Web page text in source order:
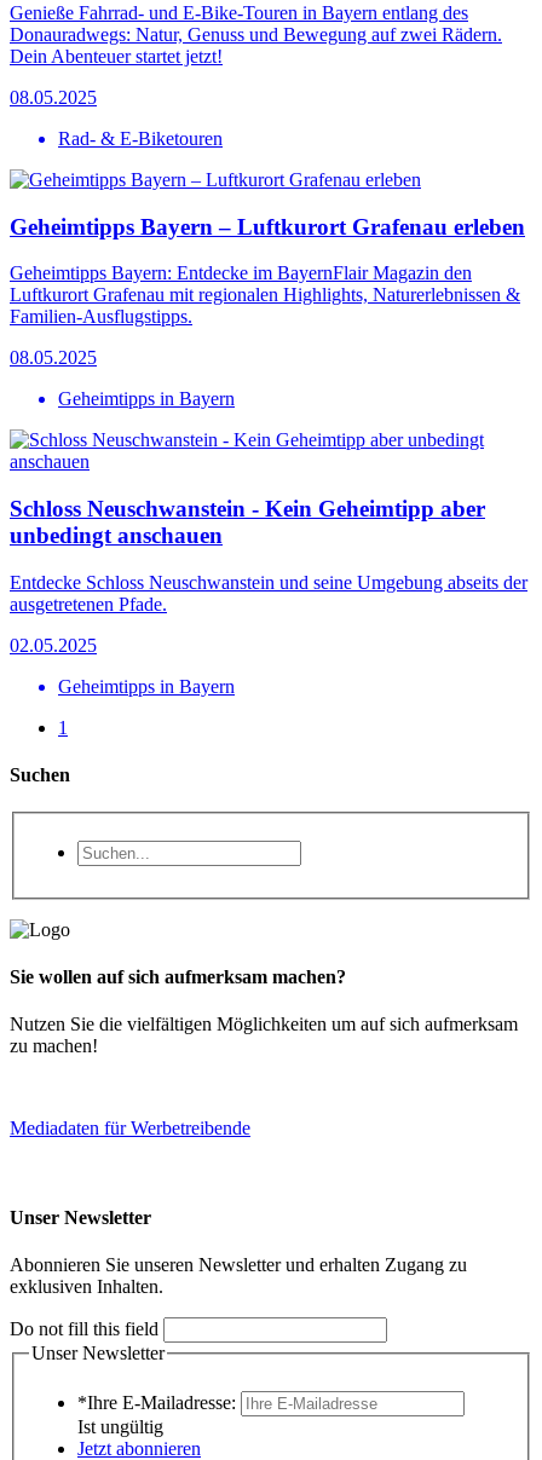
Genieße Fahrrad- und E-Bike-Touren in Bayern entlang des
Donauradwegs: Natur, Genuss und Bewegung auf zwei Rädern.
Dein Abenteuer startet jetzt!
08.05.2025
Rad- & E-Biketouren
Geheimtipps Bayern – Luftkurort Grafenau erleben
Geheimtipps Bayern: Entdecke im BayernFlair Magazin den
Luftkurort Grafenau mit regionalen Highlights, Naturerlebnissen &
Familien-Ausflugstipps.
08.05.2025
Geheimtipps in Bayern
Schloss Neuschwanstein - Kein Geheimtipp aber
unbedingt anschauen
Entdecke Schloss Neuschwanstein und seine Umgebung abseits der
ausgetretenen Pfade.
02.05.2025
Geheimtipps in Bayern
1
Suchen
Sie wollen auf sich aufmerksam machen?
Nutzen Sie die vielfältigen Möglichkeiten um auf sich aufmerksam
zu machen!
Mediadaten für Werbetreibende
Unser Newsletter
Abonnieren Sie unseren Newsletter und erhalten Zugang zu
exklusiven Inhalten.
Do not fill this field
Unser Newsletter
*Ihre E-Mailadresse:
Ist ungültig
Jetzt abonnieren